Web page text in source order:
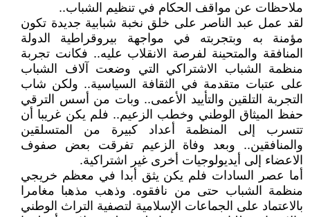
ملاحظات عن مواقف الحكام في تنظيم الشباب..
لقد عمل عبد الناصر على خلق نخبة شبابية جديدة تكون
مؤمنة به وبتجربته في مواجهة بيروقراطية الدولة
المنافقة والمتحينة لفرصة الانقلاب عليه.. فكانت تجربة
منظمة الشباب الاشتراكي التي وضعت آلاف الشباب
على عتبات متقدمة في الثقافة السياسية.. ولكن شاب
التجربة التلقين والتأييد الأعمى.. وبات من أسس الترقي
حفظ الميثاق الوطني وخطب الزعيم.. فلم يكن غريبا أن
تتسرب إلى المنظمة أعداد كبيرة من المتسلقين
والمنافقين.. وبعد وفاة الزعيم تفرقت بعض صفوف
الاعضاء إلى أيديولوجيات أخرى غير اشتراكية.
أما عصر السادات فلم يكن يثق أبدا في معظم خريجي
منظمة الشباب حتى من نافقوه. وذهب مذهبا مغامرا
بالاعتماد على الجماعات الإسلامية لتصفية التراث الوطني